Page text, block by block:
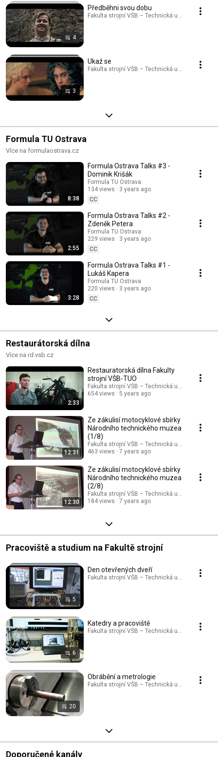
4
Předběhni svou dobu
Fakulta strojní VŠB – Technická univerzita
3
Ukaž se
Fakulta strojní VŠB – Technická univerzita
Formula TU Ostrava
Více na formulaostrava.cz
8:38
Formula Ostrava Talks #3 -
Dominik Krišák
Formula TU Ostrava
134 views
3 years ago
CC
2:55
Formula Ostrava Talks #2 -
Zdeněk Petera
Formula TU Ostrava
229 views
3 years ago
CC
3:28
Formula Ostrava Talks #1 -
Lukáš Kapera
Formula TU Ostrava
220 views
3 years ago
CC
Restaurátorská dílna
Více na rd.vsb.cz
2:33
Restauratorská dílna Fakulty
strojní VŠB-TUO
Fakulta strojní VŠB – Technická univerzita
654 views
5 years ago
12:31
Ze zákulisí motocyklové sbírky
Národního technického muzea
(1/8)
Fakulta strojní VŠB – Technická univerzita
463 views
7 years ago
12:30
Ze zákulisí motocyklové sbírky
Národního technického muzea
(2/8)
Fakulta strojní VŠB – Technická univerzita
184 views
7 years ago
Pracoviště a studium na Fakultě strojní
5
Den otevřených dveří
Fakulta strojní VŠB – Technická univerzita
6
Katedry a pracoviště
Fakulta strojní VŠB – Technická univerzita
20
Obrábění a metrologie
Fakulta strojní VŠB – Technická univerzita
Doporučené kanály